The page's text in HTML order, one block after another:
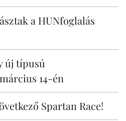
a HUNfoglalás
új típusú
14-én
Spartan Race!